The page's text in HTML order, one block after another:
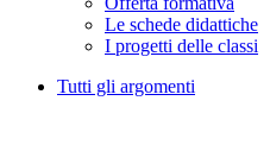
Le schede didattiche
I progetti delle classi
Tutti gli argomenti